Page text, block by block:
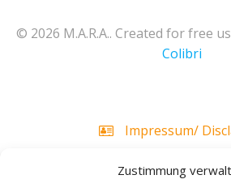
Zustimmung
© 2026 M.A.R.A.. Created for free
Colibri
Impressum/
Datenschutz